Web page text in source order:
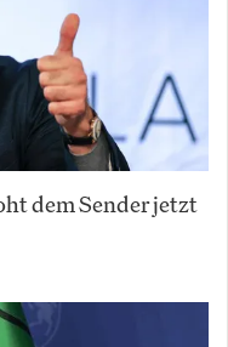
dem Sender jetzt